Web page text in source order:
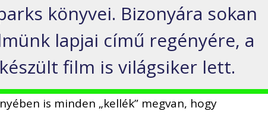
könyvei. Bizonyára sokan
lapjai című regényére, a
film is világsiker lett.
is minden „kellék” megvan, hogy